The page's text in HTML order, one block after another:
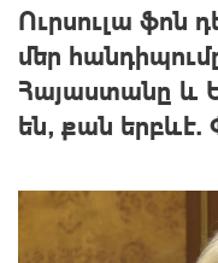
Ուրսուլա ֆոն
մեր
Հայաստանը և
են, քան երբևէ.